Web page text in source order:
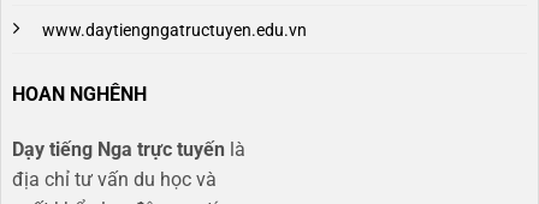
www.daytiengngatructuyen.edu.vn
HOAN NGHÊNH
Dạy tiếng Nga trực tuyến là
địa chỉ tư vấn du học và